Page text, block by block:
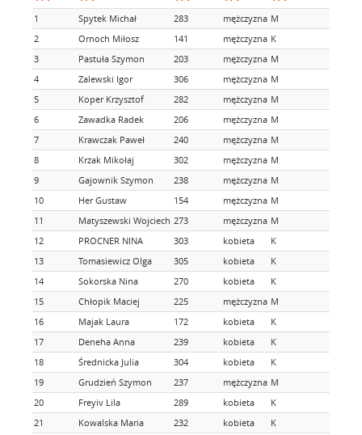
1 Spytek Michał 283 mężczyzna M
2
Ornoch Miłosz 141 mężczyzna K
3
Pastuła Szymon 203 mężczyzna M
4
Zalewski Igor 306 mężczyzna M
5
Koper Krzysztof 282 mężczyzna M
6
Zawadka Radek 206 mężczyzna M
7
Krawczak Paweł 240 mężczyzna M
8
Krzak Mikołaj 302 mężczyzna M
9
Gajownik Szymon 238 mężczyzna M
10
Her Gustaw 154 mężczyzna M
11
Matyszewski Wojciech 273 mężczyzna M
12
PROCNER NINA 303 kobieta K
13
Tomasiewicz Olga 305 kobieta K
14
Sokorska Nina 270 kobieta K
15
Chłopik Maciej 225 mężczyzna M
16
Majak Laura 172 kobieta K
17
Deneha Anna 239 kobieta K
18
Średnicka Julia 304 kobieta K
19
Grudzień Szymon 237 mężczyzna M
20
Freyiv Lila 289 kobieta K
21
Kowalska Maria 232 kobieta K